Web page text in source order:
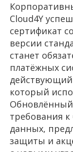
Cloud4Y
сертификат
версии
станет
платёжных
действующий
который
Обновлённый
требования
данных,
защиты и